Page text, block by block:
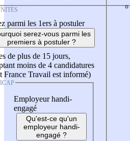
parmi les 1ers à postuler
serez-vous parmi les
premiers à postuler ?
de plus de 15 jours,
moins de 4 candidatures
France Travail est informé)
Employeur handi-
engagé
Qu'est-ce qu'un
employeur handi-
engagé ?